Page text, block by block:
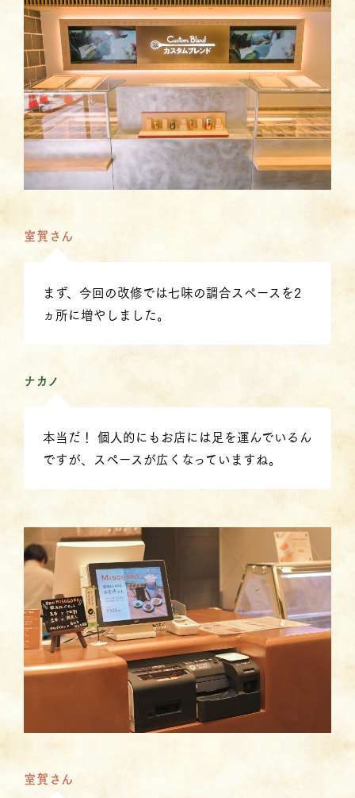
室賀さん
まず、今回の改修では七味の調合スペースを2
ヵ所に増やしました。
ナカノ
本当だ！ 個人的にもお店には足を運んでいるん
ですが、スペースが広くなっていますね。
室賀さん